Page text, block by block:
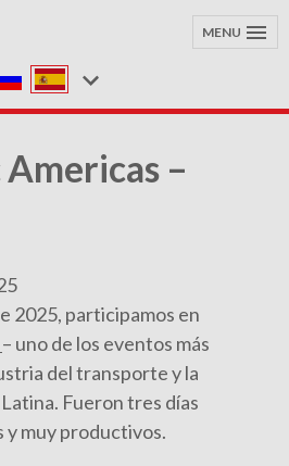
MENU
–
2025, participamos en
– uno de los eventos más
del transporte y la
Fueron tres días
muy productivos.